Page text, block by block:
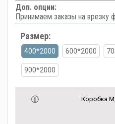
Доп. опции:
Принимаем заказы на врезку
Размер:
400*2000 600*2000
900*2000
Коробка